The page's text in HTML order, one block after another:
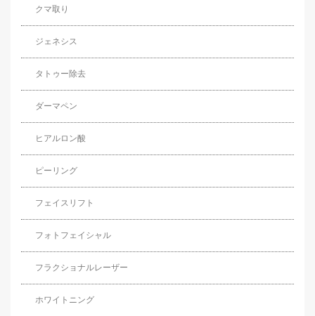
クマ取り
ジェネシス
タトゥー除去
ダーマペン
ヒアルロン酸
ピーリング
フェイスリフト
フォトフェイシャル
フラクショナルレーザー
ホワイトニング